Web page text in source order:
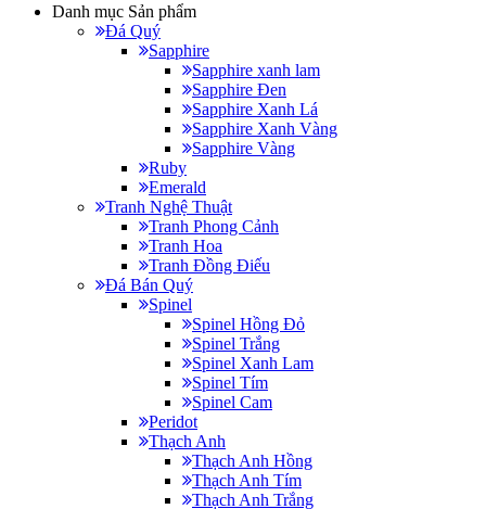
Danh mục Sản phẩm
Đá Quý
Sapphire
Sapphire xanh lam
Sapphire Đen
Sapphire Xanh Lá
Sapphire Xanh Vàng
Sapphire Vàng
Ruby
Emerald
Tranh Nghệ Thuật
Tranh Phong Cảnh
Tranh Hoa
Tranh Đồng Điếu
Đá Bán Quý
Spinel
Spinel Hồng Đỏ
Spinel Trắng
Spinel Xanh Lam
Spinel Tím
Spinel Cam
Peridot
Thạch Anh
Thạch Anh Hồng
Thạch Anh Tím
Thạch Anh Trắng